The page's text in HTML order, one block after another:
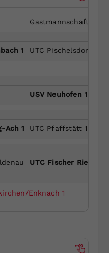
Gastmannschaft
1 UTC Pischelsdorf 1
USV Neuhofen 1
Ach 1 UTC Pfaffstätt 1
UTC Fischer Ried 2
Enknach 1